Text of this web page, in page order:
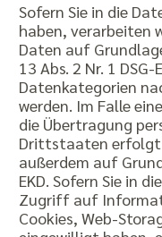
Sofern Sie in die
haben, verarbeiten
Daten auf
13 Abs. 2 Nr. 1
Datenkategorien
werden. Im Falle
die Übertragung
Drittstaaten erfolgt
außerdem auf
EKD. Sofern Sie in
Zugriff auf
Cookies, Web-